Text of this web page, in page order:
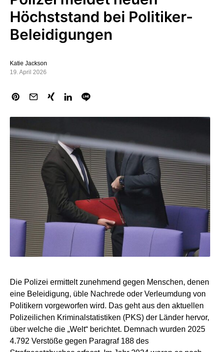
Höchststand bei Politiker-
Beleidigungen
Katie Jackson
19. April 2026
Die Polizei ermittelt zunehmend gegen Menschen, denen
eine Beleidigung, üble Nachrede oder Verleumdung von
Politikern vorgeworfen wird. Das geht aus den aktuellen
Polizeilichen Kriminalstatistiken (PKS) der Länder hervor,
über welche die „Welt“ berichtet. Demnach wurden 2025
4.792 Verstöße gegen Paragraf 188 des